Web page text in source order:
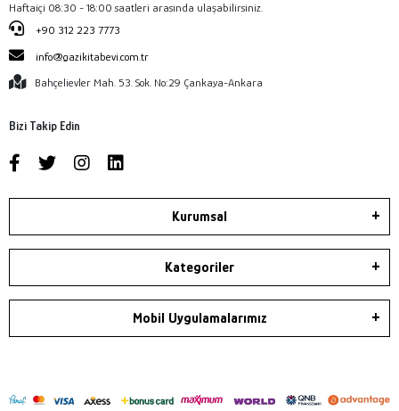
Haftaiçi 08:30 - 18:00 saatleri arasında ulaşabilirsiniz.
+90 312 223 7773
info@gazikitabevi.com.tr
Bahçelievler Mah. 53. Sok. No:29 Çankaya-Ankara
Bizi Takip Edin
Kurumsal
Kategoriler
Mobil Uygulamalarımız